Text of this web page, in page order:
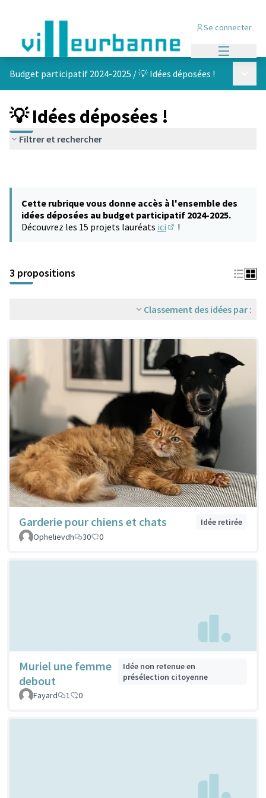
Se connecter
Budget participatif 2024-2025 /💡 Idées déposées !
💡 Idées déposées !
Filtrer et rechercher
Cette rubrique vous donne accès à l'ensemble des
idées déposées au budget participatif 2024-2025.
Découvrez les 15 projets lauréats ici !
3 propositions
Classement des idées par :
Garderie pour chiens et chats
Idée retirée
Ophelievdh
30 0
Muriel une femme
debout
Idée non retenue en
présélection citoyenne
Fayard
1 0